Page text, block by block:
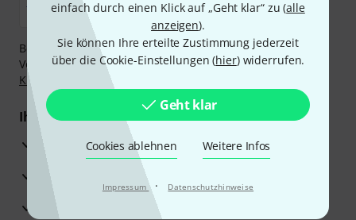
einfach durch einen Klick auf „Geht klar“ zu (alle
anzeigen).
Sie können Ihre erteilte Zustimmung jederzeit
über die Cookie-Einstellungen (hier) widerrufen.
Geht klar
Cookies ablehnen Weitere Infos
Impressum · Datenschutzhinweise
Bezahlen Sie vertraulich und sicher per Nachnahme,
Vorkasse, PayPal, Amazon Pay,Klarna Sofort bezahlen
Klarna Ratenzahlung
Ihre Vorteile
3 Jahre Thomann Garantie
30 Tage Money-Back-Garantie